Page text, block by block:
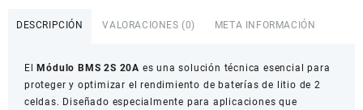
y
Equilibrado
para
DESCRIPCIÓN VALORACIONES (0) META INFORMACIÓN
El Módulo BMS 2S 20A es una solución técnica esencial para
proteger y optimizar el rendimiento de baterías de litio de 2
celdas. Diseñado especialmente para aplicaciones que